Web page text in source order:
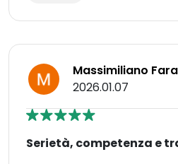
Massimiliano
2026.01.07
Serietà, competenza e